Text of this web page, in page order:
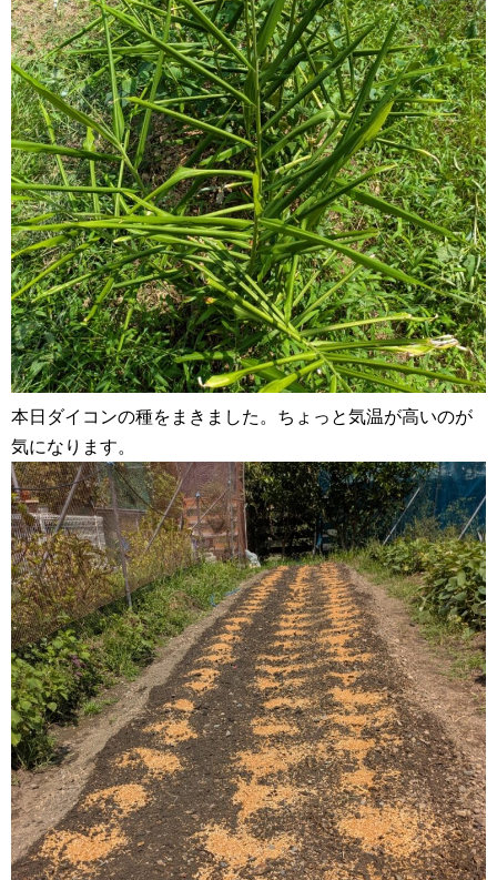
本日ダイコンの種をまきました。ちょっと気温が高いのが
気になります。